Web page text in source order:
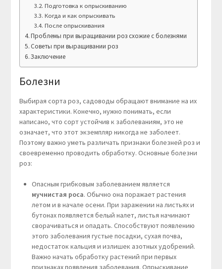
Подготовка к опрыскиванию
Когда и как опрыскивать
После опрыскивания
Проблемы при выращивании роз схожие с болезнями
Советы при выращивании роз
Заключение
Болезни
Выбирая сорта роз, садоводы обращают внимание на их
характеристики. Конечно, нужно понимать, если
написано, что сорт устойчив к заболеваниям, это не
означает, что этот экземпляр никогда не заболеет.
Поэтому важно уметь различать признаки болезней роз и
своевременно проводить обработку. Основные болезни
роз:
Опасным грибковым заболеванием является
мучнистая роса. Обычно она поражает растения
летом и в начале осени. При заражении на листьях и
бутонах появляется белый налет, листья начинают
сворачиваться и опадать. Способствуют появлению
этого заболевания густые посадки, сухая почва,
недостаток кальция и излишек азотных удобрений.
Важно начать обработку растений при первых
признаках появления заболевания. Опрыскивание